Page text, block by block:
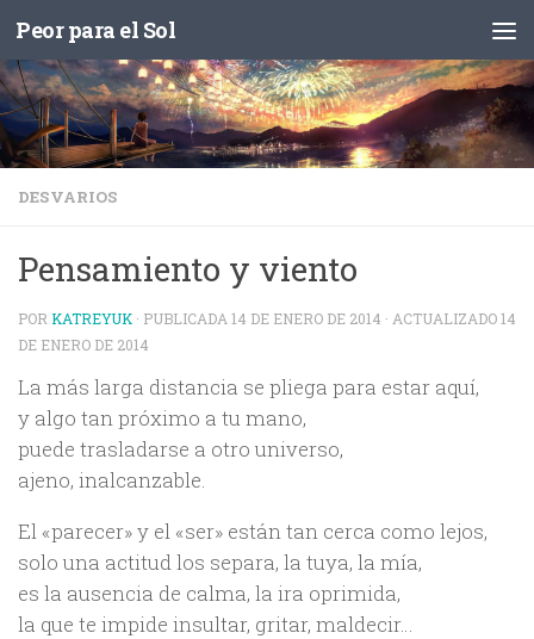
Saltar al contenido
Peor para el Sol
DESVARIOS
Pensamiento y viento
POR KATREYUK · PUBLICADA 14 DE ENERO DE 2014 · ACTUALIZADO14
DE ENERO DE 2014
La más larga distancia se pliega para estar aquí,
y algo tan próximo a tu mano,
puede trasladarse a otro universo,
ajeno, inalcanzable.
El «parecer» y el «ser» están tan cerca como lejos,
solo una actitud los separa, la tuya, la mía,
es la ausencia de calma, la ira oprimida,
la que te impide insultar, gritar, maldecir…